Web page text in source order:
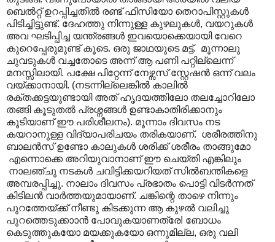
ബെൽറ്റ് ഉറപ്പിച്ചതിൽ രണ്ട് ഫിസിയോ തെറാപിസ്റ്റുകൾ
പിടിച്ചിട്ടുണ്ട്. ദേഹത്തു നിന്നുള്ള കുഴലുകൾ, വയറുകൾ
അവ ഘടിപ്പിച്ച യന്ത്രങ്ങൾ ഇവയൊക്കെയായി വേറെ
കുറെപ്പേരുമുണ്ട് കൂടെ. ഒരു ജാഥയുടെ മട്ട്. മൂന്നാലു
ചുവടുകൾ വച്ചതോടെ അന്ന് ആ പണി പറ്റില്ലെന്ന്
മനസ്സിലായി. പക്ഷേ പിറ്റേന്ന് നേഴ്സസ് സ്റ്റേഷൻ ഒന്ന് വലം
വയ്ക്കാനായി. (നടന്നില്ലെങ്കിൽ കാലിൽ
രക്തക്കട്ടയുണ്ടായി അത് ഹൃദയത്തിലോ തലച്ചോറിലോ
തങ്ങി കൂടുതൽ പ്രശ്നങ്ങൾ ഉണ്ടാകാതിരിക്കാനും
കൂടിയാണ് ഈ പരിശീലനം). മൂന്നാം ദിവസം നട
കയറാനുള്ള വിദ്യാപരിചയം തരികയാണ്. ശരീരത്തിനു
ബാലൻസ് ഉണ്ടോ കാലുകൾ ശരിക്ക് ശരീരം താങ്ങുമോ
എന്നൊക്കെ അറിയുവാനാണ് ഈ ചെയ്തി എങ്കിലും
നാലഞ്ചു നടകൾ ചവിട്ടിക്കയറിയത് സിൽബന്തികളെ
അമ്പരപ്പിച്ചു. നാലാം ദിവസം പ്രഭാതം പൊട്ടി വിടർന്നത്
കിടിലൻ വാർത്തയുമായാണ്. ചങ്കിന്റെ താഴെ നിന്നും
പുറത്തേയ്ക്ക് നീണ്ടു കിടക്കുന്ന ആ കുഴൽ വലിച്ചു
പുറത്തെടുക്കാ‍ാൻ പോവുകയാണത്രേ! ബോധം
കെടുത്തുകയോ മയക്കുകയോ ഒന്നുമില്ല, ഒരു വലി